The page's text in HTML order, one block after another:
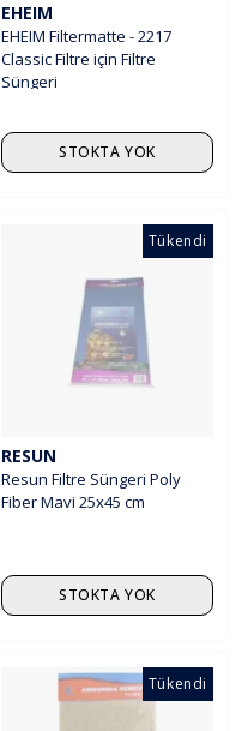
EHEIM
EHEIM Filtermatte - 2217
Classic Filtre için Filtre
Süngeri
STOKTA YOK
Tükendi
RESUN
Resun Filtre Süngeri Poly
Fiber Mavi 25x45 cm
STOKTA YOK
Tükendi